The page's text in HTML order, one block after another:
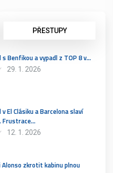
PŘESTUPY
s Benfikou a vypadl z TOP 8 v…
29. 1. 2026
El Clásiku a Barcelona slaví
Frustrace…
12. 1. 2026
Alonso zkrotit kabinu plnou